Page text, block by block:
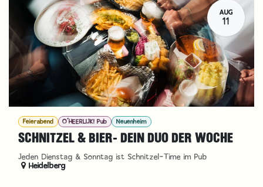
AUG
11
Feierabend O´HEERLIJK! Pub Neuenheim
SCHNITZEL & BIER- DEIN DUO DER WOCHE
Jeden Dienstag & Sonntag ist Schnitzel-Time im Pub
Heidelberg